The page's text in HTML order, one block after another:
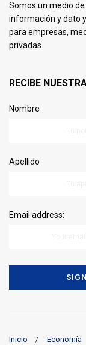
Somos un medio
información y dato
para empresas,
privadas.
RECIBE
Nombre
Apellido
Email address:
Inicio Economía